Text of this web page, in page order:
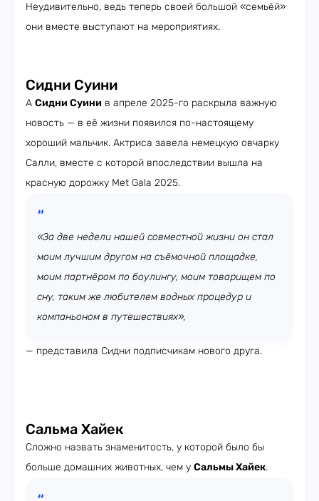
Неудивительно, ведь теперь своей большой «семьёй»
они вместе выступают на мероприятиях.
Сидни Суини
А Сидни Суини в апреле 2025-го раскрыла важную
новость — в её жизни появился по-настоящему
хороший мальчик. Актриса завела немецкую овчарку
Салли, вместе с которой впоследствии вышла на
красную дорожку Met Gala 2025.
«За две недели нашей совместной жизни он стал
моим лучшим другом на съёмочной площадке,
моим партнёром по боулингу, моим товарищем по
сну, таким же любителем водных процедур и
компаньоном в путешествиях»,
— представила Сидни подписчикам нового друга.
Сальма Хайек
Сложно назвать знаменитость, у которой было бы
больше домашних животных, чем у Сальмы Хайек.